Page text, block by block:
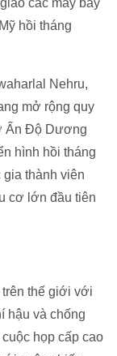
các máy bay
hồi tháng
Nehru,
mở rộng quy
Ấn Độ Dương
hình hồi tháng
thành viên
cơ lớn đầu tiên
thế giới với
hậu và chống
họp cấp cao